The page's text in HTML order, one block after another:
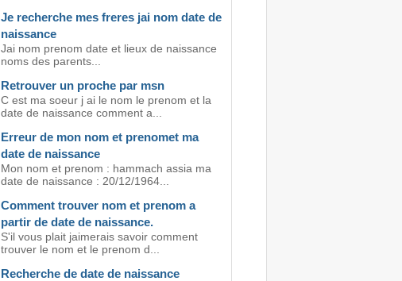
Je recherche mes freres jai nom date de
naissance
Jai nom prenom date et lieux de naissance
noms des parents...
Retrouver un proche par msn
C est ma soeur j ai le nom le prenom et la
date de naissance comment a...
Erreur de mon nom et prenomet ma
date de naissance
Mon nom et prenom : hammach assia ma
date de naissance : 20/12/1964...
Comment trouver nom et prenom a
partir de date de naissance.
S'il vous plait jaimerais savoir comment
trouver le nom et le prenom d...
Recherche de date de naissance